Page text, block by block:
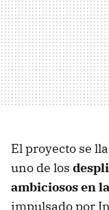
El proyecto se
uno de los
ambiciosos en
impulsado por